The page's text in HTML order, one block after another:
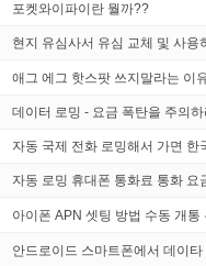
포켓와이파이란 뭘까??
현지 유심사서 유심 교체 및 사
애그 에그 핫스팟 쓰지말라는 이
데이터 로밍 - 요금 폭탄을 주의하
자동 국제 전화 로밍해서 가면
자동 로밍 휴대폰 통화료 통화 요
아이폰 APN 셋팅 방법 수동 개통
안드로이드 스마트폰에서 데이